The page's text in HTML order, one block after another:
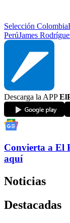
Selección Colombia
PerúJames
Descarga la APP
Convierta a El
aquí
Noticias
Destacadas